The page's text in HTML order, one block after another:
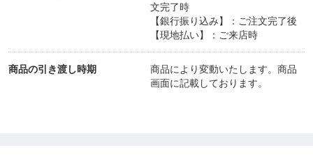
たる研究の展開を踏まえて、その『最終到達点』に
基づく『再現性の極めて高い』メソッドを教授して
いることです。
文完了時
【銀行振り込み】：ご注文完了後
【現地払い】：ご来店時
商品の引き渡し時期
商品により変動いたします。商品
画面に記載しております。